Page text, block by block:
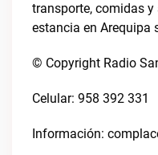
transporte, comidas
estancia en Arequipa
© Copyright Radio
Celular: 958 392 331
Información: